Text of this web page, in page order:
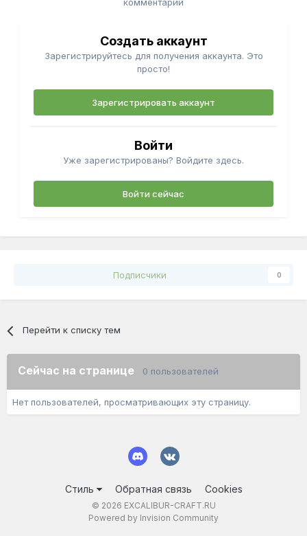
комментарий
Создать аккаунт
Зарегистрируйтесь для получения аккаунта. Это
просто!
Зарегистрировать аккаунт
Войти
Уже зарегистрированы? Войдите здесь.
Войти сейчас
Подписчики 0
Перейти к списку тем
Сейчас на странице 0 пользователей
Нет пользователей, просматривающих эту страницу.
Стиль Обратная связь Cookies
© 2026 EXCALIBUR-CRAFT.RU
Powered by Invision Community